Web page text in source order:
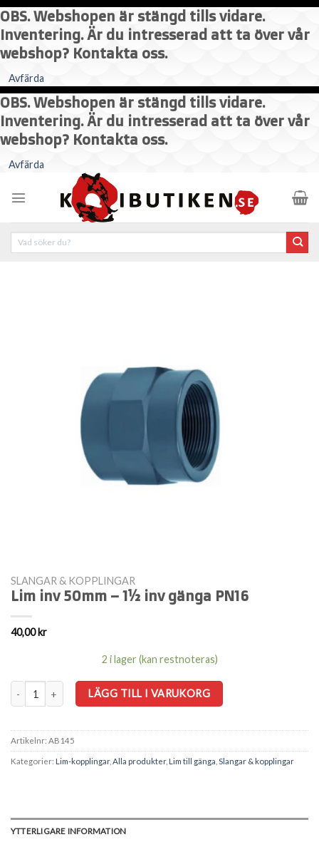
OBS. Webshopen är stängd tills vidare.
Inventering. Är du intresserad att ta över vår
webshop? Kontakta oss.
Avfärda
OBS. Webshopen är stängd tills vidare.
Inventering. Är du intresserad att ta över vår
webshop? Kontakta oss.
Avfärda
content
SLANGAR & KOPPLINGAR
Lim inv 50mm – 1½ inv gänga PN16
40,00kr
2 i lager (kan restnoteras)
Lim inv 50mm - 1½ inv gänga PN16 mängd
LÄGG TILL I VARUKORG
Artikelnr: AB145
Kategorier: Lim-kopplingar, Alla produkter, Lim till gänga Slangar & kopplingar
YTTERLIGARE INFORMATION